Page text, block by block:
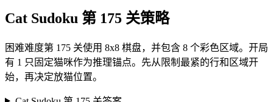
Cat Sudoku 第 175 关策略
困难难度第 175 关使用 8x8 棋盘，并包含 8 个彩色区域。开局
有 1 只固定猫咪作为推理锚点。先从限制最紧的行和区域开
始，再决定放猫位置。